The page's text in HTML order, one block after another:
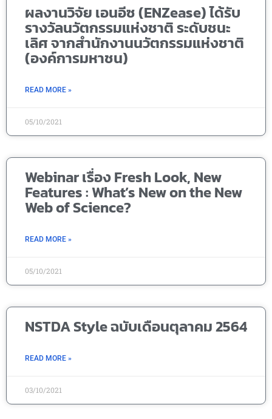
ผลงานวิจัย เอนอีซ (ENZease) ได้รับ
รางวัลนวัตกรรมแห่งชาติ ระดับชนะ
เลิศ จากสำนักงานนวัตกรรมแห่งชาติ
(องค์การมหาชน)
READ MORE »
05/10/2021
Webinar เรื่อง Fresh Look, New
Features : What’s New on the New
Web of Science?
READ MORE »
05/10/2021
NSTDA Style ฉบับเดือนตุลาคม 2564
READ MORE »
03/10/2021